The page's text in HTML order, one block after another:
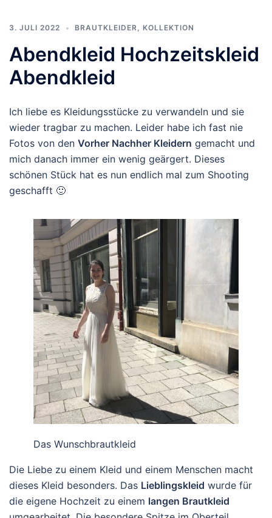
3. JULI 2022 BRAUTKLEIDER, KOLLEKTION
Abendkleid Hochzeitskleid
Abendkleid
Ich liebe es Kleidungsstücke zu verwandeln und sie
wieder tragbar zu machen. Leider habe ich fast nie
Fotos von den Vorher Nachher Kleidern gemacht und
mich danach immer ein wenig geärgert. Dieses
schönen Stück hat es nun endlich mal zum Shooting
geschafft 🙂
Das Wunschbrautkleid
Die Liebe zu einem Kleid und einem Menschen macht
dieses Kleid besonders. Das Lieblingskleid wurde für
die eigene Hochzeit zu einem langen Brautkleid